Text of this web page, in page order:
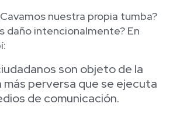
nuestra propia tumba?
daño intencionalmente? En
son objeto de la
más perversa que se ejecuta
de comunicación.